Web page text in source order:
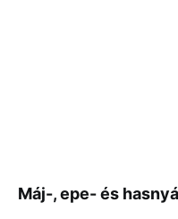
Máj-, epe- és